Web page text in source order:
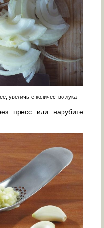
увеличьте количество лука
пресс или нарубите